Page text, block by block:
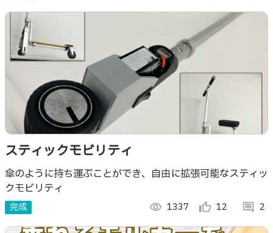
しみながらリハビリ練習を！
スティックモビリティ
傘のように持ち運ぶことができ、自由に拡張可能なスティッ
クモビリティ
完成 visibility 1337 thumb_up_alt 12 comment 2